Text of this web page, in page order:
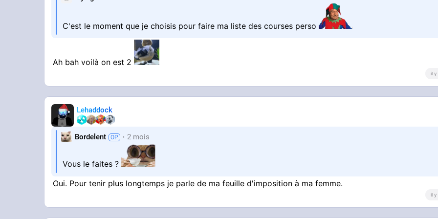
C'est le moment que je choisis pour faire ma liste des courses perso
Ah bah voilà on est 2
il y
Lehaddock
Bordelent 2 mois
Vous le faites ?
Oui. Pour tenir plus longtemps je parle de ma feuille d'imposition à ma femme.
il y